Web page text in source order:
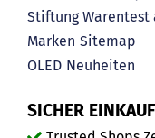
Stiftung
Marken Sitemap
OLED Neuheiten
SICHER